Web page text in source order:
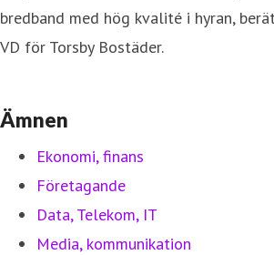
bredband med hög kvalité i hyran,
VD för Torsby Bostäder.
Ämnen
Ekonomi, finans
Företagande
Data, Telekom, IT
Media, kommunikation